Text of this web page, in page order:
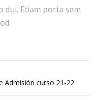
dui. Etiam porta sem
Admisión curso 21-22